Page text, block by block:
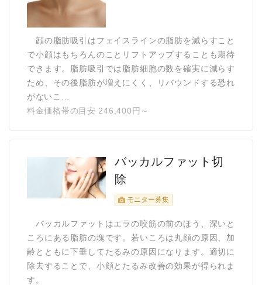
顔の脂肪吸引はフェイスラインの脂肪を減らすこと
で小顔はもちろんのことリフトアップすることも期待
できます。脂肪吸引では脂肪細胞の数を確実に減らす
ため、その後脂肪が増えにくく、リバウンドする恐れ
がないこ...
料金価格帯の目安 246,400円～
バッカルファット切
除
モニター募集
バッカルファットはエラの咬筋の前のほう、深いと
ころにある脂肪の塊です。若いころは丸顔の原因、加
齢とともに下垂してたるみの原因になります。適切に
除去することで、小顔とたるみ改善の効果が得られま
す。